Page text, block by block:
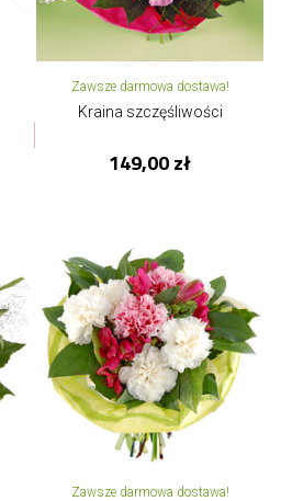
Zawsze darmowa dostawa!
Kraina szczęśliwości
149,00 zł
Zawsze darmowa dostawa!